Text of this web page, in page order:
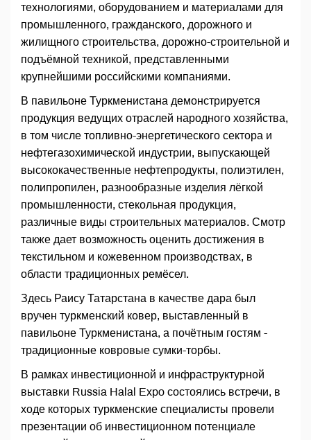
технологиями, оборудованием и материалами для
промышленного, гражданского, дорожного и
жилищного строительства, дорожно-строительной и
подъёмной техникой, представленными
крупнейшими российскими компаниями.
В павильоне Туркменистана демонстрируется
продукция ведущих отраслей народного хозяйства,
в том числе топливно-энергетического сектора и
нефтегазохимической индустрии, выпускающей
высококачественные нефтепродукты, полиэтилен,
полипропилен, разнообразные изделия лёгкой
промышленности, стекольная продукция,
различные виды строительных материалов. Смотр
также дает возможность оценить достижения в
текстильном и кожевенном производствах, в
области традиционных ремёсел.
Здесь Раису Татарстана в качестве дара был
вручен туркменский ковер, выставленный в
павильоне Туркменистана, а почётным гостям -
традиционные ковровые сумки-торбы.
В рамках инвестиционной и инфраструктурной
выставки Russia Halal Expo состоялись встречи, в
ходе которых туркменские специалисты провели
презентации об инвестиционном потенциале